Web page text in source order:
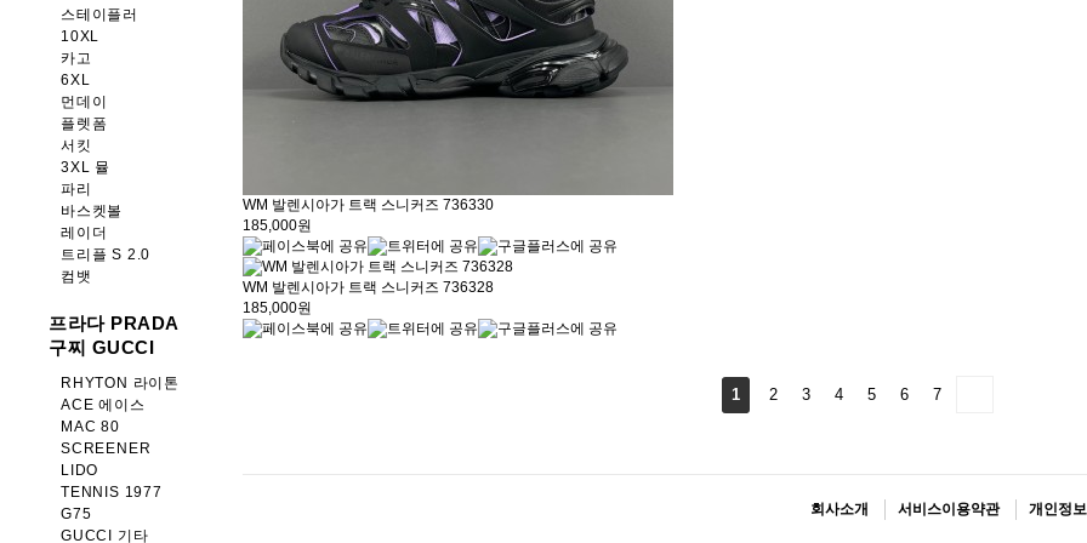
스테이플러
10XL
카고
6XL
먼데이
플렛폼
서킷
3XL 뮬
파리
바스켓볼
레이더
트리플 S 2.0
컴뱃
프라다 PRADA
구찌 GUCCI
RHYTON 라이톤
ACE 에이스
MAC 80
SCREENER
LIDO
TENNIS 1977
G75
GUCCI 기타
WM 발렌시아가 트랙 스니커즈 736330
185,000원
WM 발렌시아가 트랙 스니커즈 736328
185,000원
1 2 3 4 5 6 7
회사소개 서비스이용약관 개인정